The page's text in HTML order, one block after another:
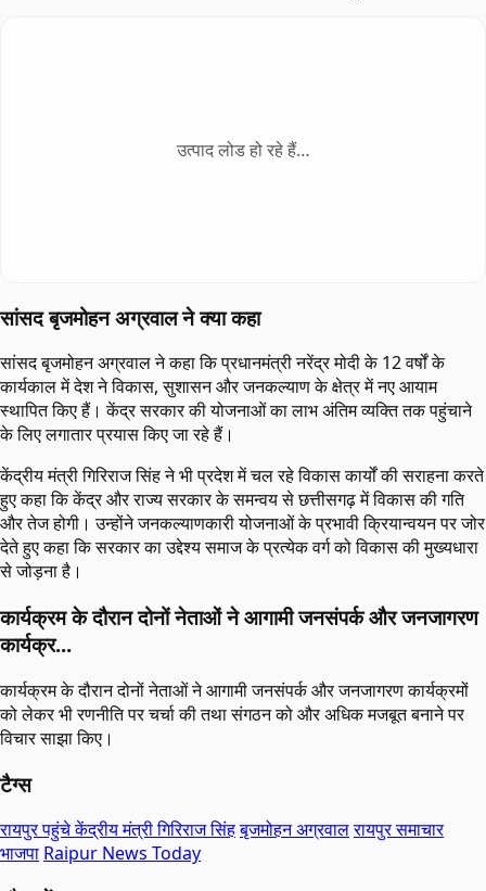
उत्पाद लोड हो रहे हैं…
सांसद बृजमोहन अग्रवाल ने क्या कहा
सांसद बृजमोहन अग्रवाल ने कहा कि प्रधानमंत्री नरेंद्र मोदी के 12 वर्षों के
कार्यकाल में देश ने विकास, सुशासन और जनकल्याण के क्षेत्र में नए आयाम
स्थापित किए हैं। केंद्र सरकार की योजनाओं का लाभ अंतिम व्यक्ति तक पहुंचाने
के लिए लगातार प्रयास किए जा रहे हैं।
केंद्रीय मंत्री गिरिराज सिंह ने भी प्रदेश में चल रहे विकास कार्यों की सराहना करते
हुए कहा कि केंद्र और राज्य सरकार के समन्वय से छत्तीसगढ़ में विकास की गति
और तेज होगी। उन्होंने जनकल्याणकारी योजनाओं के प्रभावी क्रियान्वयन पर जोर
देते हुए कहा कि सरकार का उद्देश्य समाज के प्रत्येक वर्ग को विकास की मुख्यधारा
से जोड़ना है।
कार्यक्रम के दौरान दोनों नेताओं ने आगामी जनसंपर्क और जनजागरण
कार्यक्र...
कार्यक्रम के दौरान दोनों नेताओं ने आगामी जनसंपर्क और जनजागरण कार्यक्रमों
को लेकर भी रणनीति पर चर्चा की तथा संगठन को और अधिक मजबूत बनाने पर
विचार साझा किए।
टैग्स
रायपुर पहुंचे केंद्रीय मंत्री गिरिराज सिंहबृजमोहन अग्रवालरायपुर समाचार
भाजपा Raipur News Today